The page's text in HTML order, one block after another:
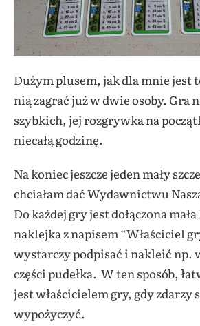
Dużym plusem, jak dla mnie jest
nią zagrać już w dwie osoby. Gra
szybkich, jej rozgrywka na
niecałą godzinę.
Na koniec jeszcze jeden mały
chciałam dać Wydawnictwu
Do każdej gry jest dołączona
naklejka z napisem “Właściciel
wystarczy podpisać i nakleić np.
części pudełka. W ten sposób,
jest właścicielem gry, gdy zdarzy
wypożyczyć.